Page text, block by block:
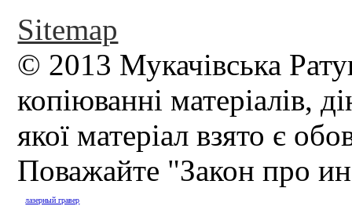
Sitemap
© 2013 Мукачівська
копіюванні матеріалів,
якої матеріал взято є
Поважайте "Закон про
лазерный гравер